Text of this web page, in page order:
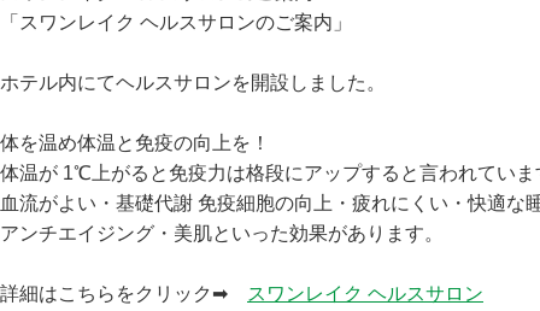
「スワンレイク ヘルスサロンのご案内」
ホテル内にてヘルスサロンを開設しました。
体を温め体温と免疫の向上を！
体温が 1℃上がると免疫力は格段にアップすると言われていま
血流がよい・基礎代謝 免疫細胞の向上・疲れにくい・快適な
アンチエイジング・美肌といった効果があります。
詳細はこちらをクリック➡
スワンレイク ヘルスサロン